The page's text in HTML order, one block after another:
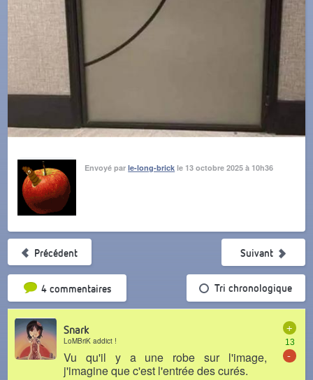
Envoyé parle-long-brick le 13 octobre 2025 à 10h36
Précédent
4 commentairesTri par popularité Tri chronologique
Suivant
+
13
-
Snark
LoMBriK addict !
Vu qu'il y a une robe sur l'image,
j'imagine que c'est l'entrée des curés.